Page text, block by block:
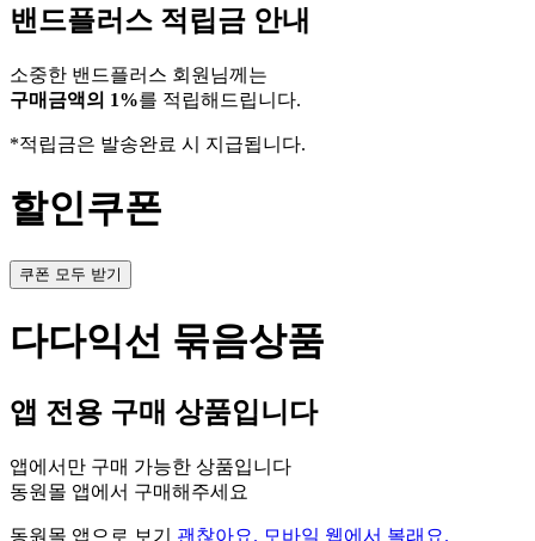
밴드플러스 적립금 안내
소중한 밴드플러스 회원님께는
구매금액의 1%를 적립해드립니다.
*적립금은 발송완료 시 지급됩니다.
할인쿠폰
쿠폰 모두 받기
다다익선 묶음상품
앱 전용 구매 상품입니다
앱에서만 구매 가능한 상품입니다
동원몰 앱에서 구매해주세요